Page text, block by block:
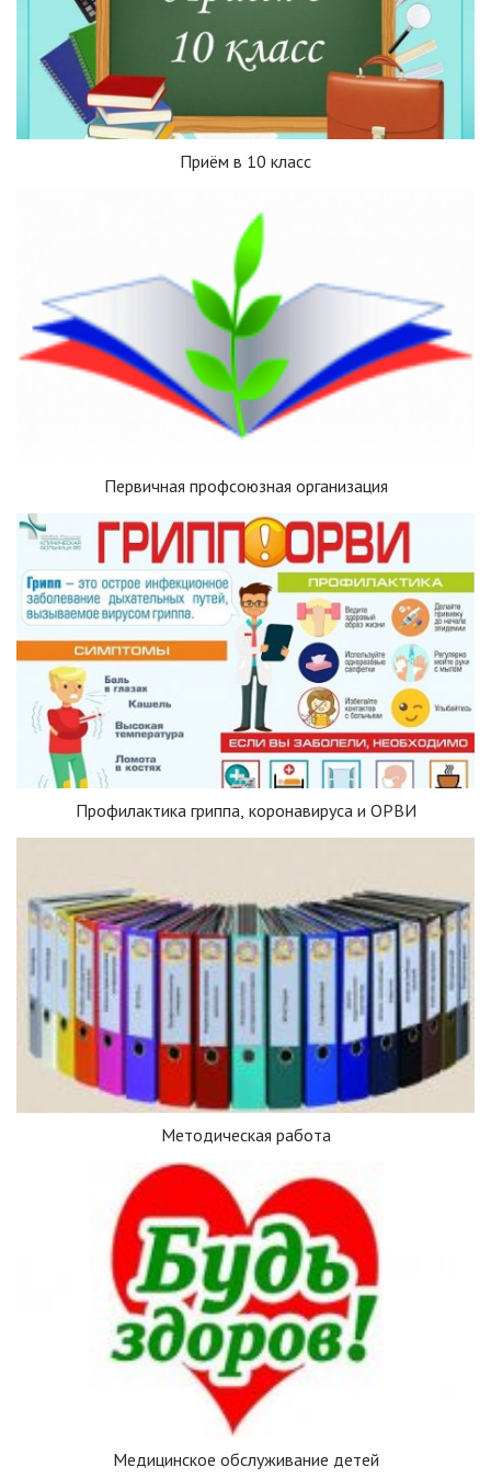
Приём в 10 класс
Первичная профсоюзная организация
Профилактика гриппа, коронавируса и ОРВИ
Методическая работа
Медицинское обслуживание детей